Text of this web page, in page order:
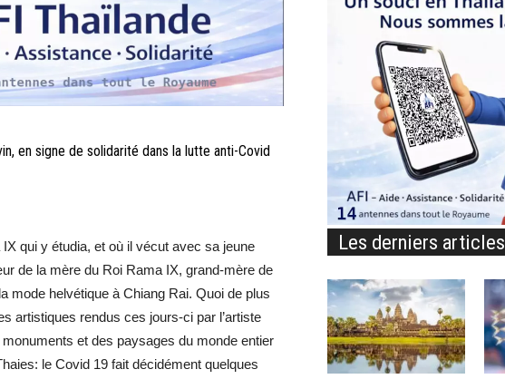
Thaïlande
en signe de solidarité dans la lutte anti-Covid
qui y étudia, et où il vécut avec sa jeune
de la mère du Roi Rama IX, grand-mère de
mode helvétique à Chiang Rai. Quoi de plus
artistiques rendus ces jours-ci par l’artiste
et des paysages du monde entier
le Covid 19 fait décidément quelques
Les derniers articles